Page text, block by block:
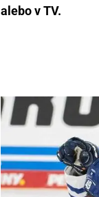
alebo v TV.